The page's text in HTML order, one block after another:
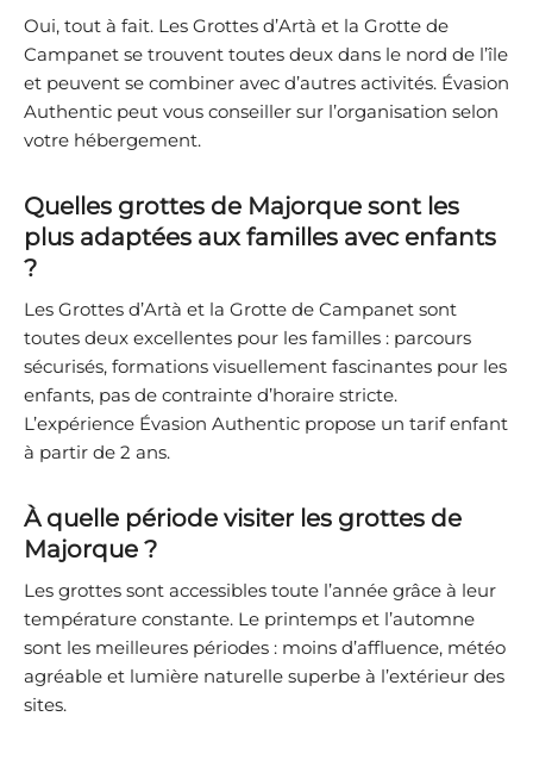
Oui, tout à fait. Les Grottes d’Artà et la Grotte de
Campanet se trouvent toutes deux dans le nord de l’île
et peuvent se combiner avec d’autres activités. Évasion
Authentic peut vous conseiller sur l’organisation selon
votre hébergement.
Quelles grottes de Majorque sont les
plus adaptées aux familles avec enfants
?
Les Grottes d’Artà et la Grotte de Campanet sont
toutes deux excellentes pour les familles : parcours
sécurisés, formations visuellement fascinantes pour les
enfants, pas de contrainte d’horaire stricte.
L’expérience Évasion Authentic propose un tarif enfant
à partir de 2 ans.
À quelle période visiter les grottes de
Majorque ?
Les grottes sont accessibles toute l’année grâce à leur
température constante. Le printemps et l’automne
sont les meilleures périodes : moins d’affluence, météo
agréable et lumière naturelle superbe à l’extérieur des
sites.